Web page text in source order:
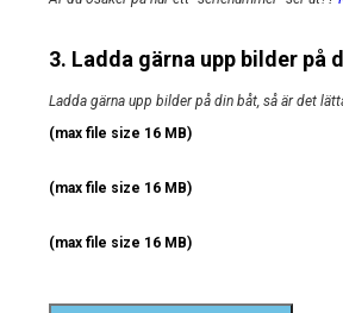
3. Ladda gärna upp bilder på
Ladda gärna upp bilder på din båt, så är det
(max file size 16 MB)
(max file size 16 MB)
(max file size 16 MB)